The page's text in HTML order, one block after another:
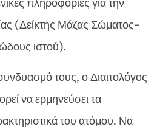
(Δείκτης Μάζας Σώματος-
ιστού).
τους, ο Διαιτολόγος
να ερμηνεύσει τα
του ατόμου. Να